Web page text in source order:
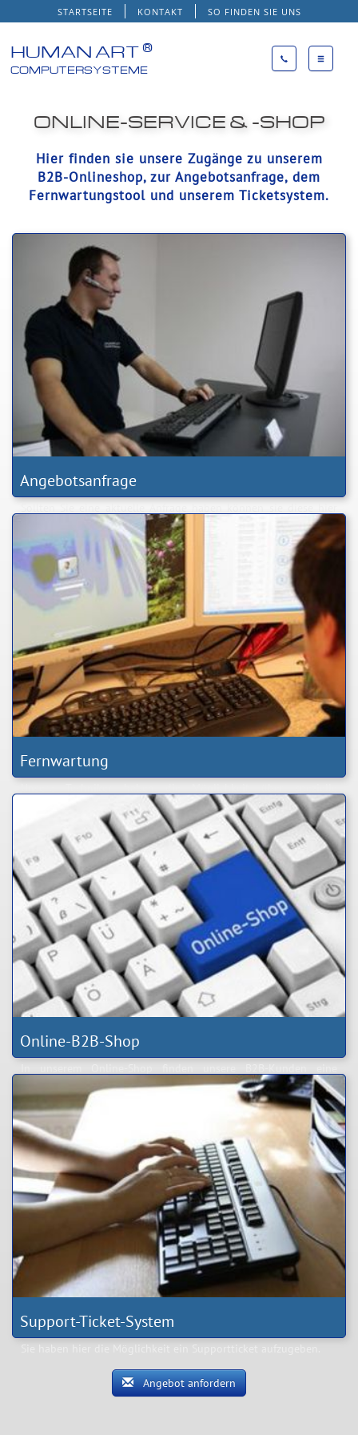
STARTSEITE KONTAKT SO FINDEN SIE UNS
HUMAN ART ®
COMPUTERSYSTEME
ONLINE-SERVICE & -SHOP
Hier finden sie unsere Zugänge zu unserem
B2B-Onlineshop, zur Angebotsanfrage, dem
Fernwartungstool und unserem Ticketsystem.
Angebotsanfrage
einstellen. Sie erhalten kurzfristig ein entsprechendes Angebot
bzw. eine Rückmeldung.
Fernwartung
Fernwartungslösungen direkt auf ihr System zuzugreifen und
bestimmte Aufgaben zu lösen.
Online-B2B-Shop
Auswahl vieler interessanter Produkte. Lassen sie sich einen
Zugang freischalten.
Support-Ticket-System
Angebot anfordern